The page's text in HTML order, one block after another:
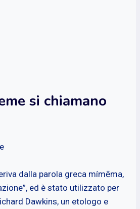
si chiamano
dalla parola greca mímēma,
ed è stato utilizzato per
Dawkins, un etologo e